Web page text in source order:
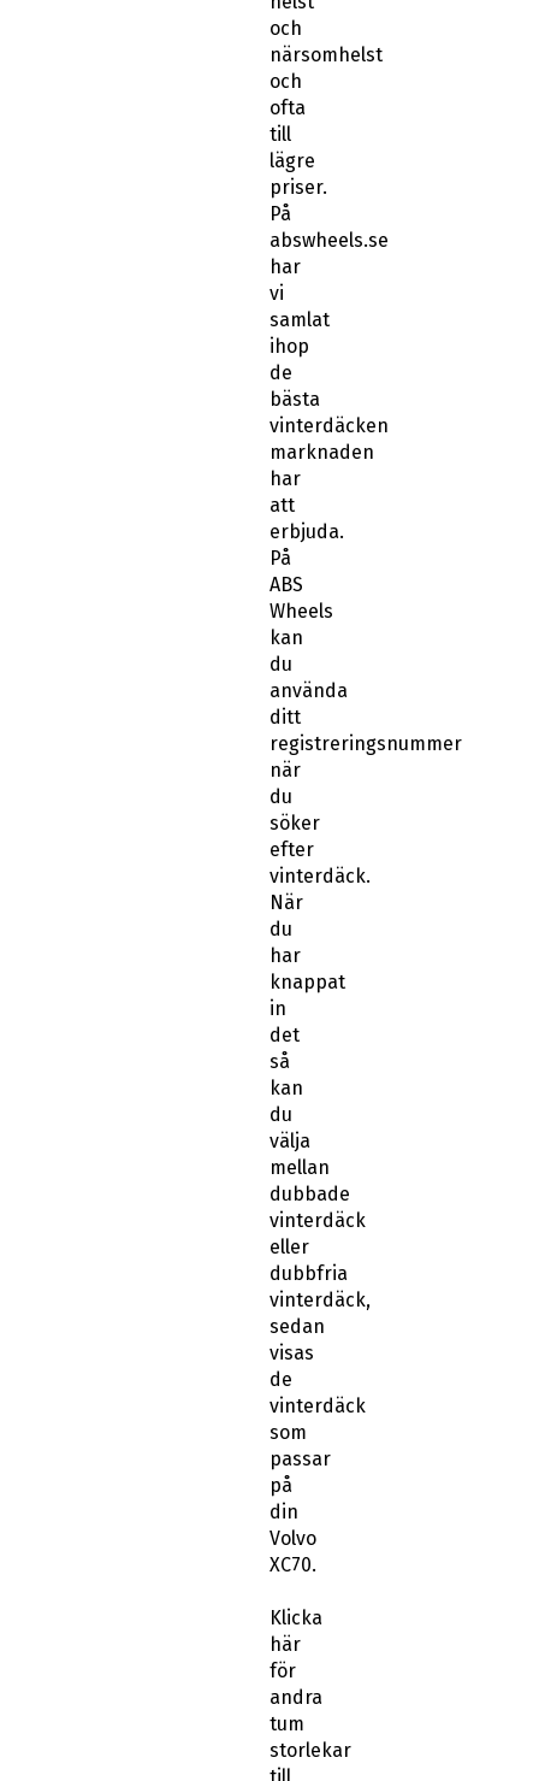
och
närsomhelst
och
ofta
till
lägre
priser.
På
abswheels.se
har
vi
samlat
ihop
de
bästa
vinterdäcken
marknaden
har
att
erbjuda.
På
ABS
Wheels
kan
du
använda
ditt
registreringsnummer
när
du
söker
efter
vinterdäck.
När
du
har
knappat
in
det
så
kan
du
välja
mellan
dubbade
vinterdäck
eller
dubbfria
vinterdäck,
sedan
visas
de
vinterdäck
som
passar
på
din
Volvo
XC70.
Klicka
här
för
andra
tum
storlekar
till